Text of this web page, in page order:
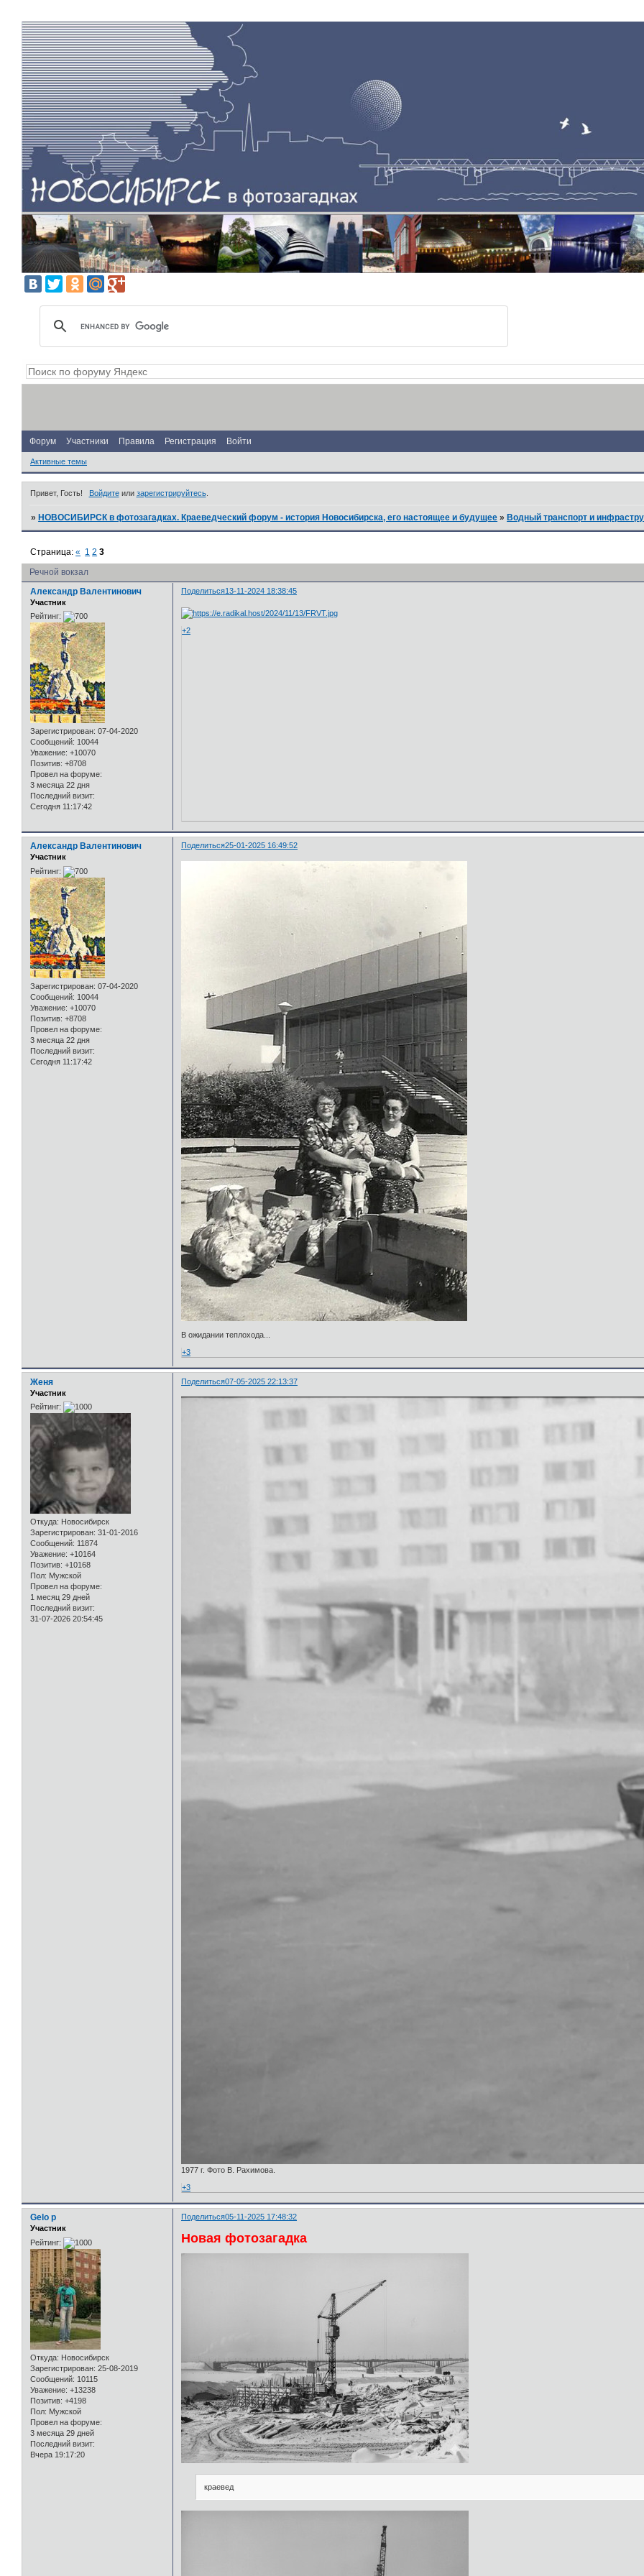
Форум Участники Правила Регистрация Войти
Активные темы
Привет, Гость! Войдитеили зарегистрируйтесь.
»НОВОСИБИРСК в фотозагадках. Краеведческий форум - история Новосибирска, его настоящее и будущее »Водный транспорт и
Речной вокзал
Страница:« 1 2 3
Поделиться13-11-2024 18:38:45
Александр Валентинович
Участник
Рейтинг:
Зарегистрирован: 07-04-2020
Сообщений: 10044
Уважение: +10070
Позитив: +8708
Провел на форуме:
3 месяца 22 дня
Последний визит:
Сегодня 11:17:42
+2
Поделиться25-01-2025 16:49:52
Александр Валентинович
Участник
Рейтинг:
Зарегистрирован: 07-04-2020
Сообщений: 10044
Уважение: +10070
Позитив: +8708
Провел на форуме:
3 месяца 22 дня
Последний визит:
Сегодня 11:17:42
В ожидании теплохода...
+3
Поделиться07-05-2025 22:13:37
Женя
Участник
Рейтинг:
Откуда: Новосибирск
Зарегистрирован: 31-01-2016
Сообщений: 11874
Уважение: +10164
Позитив: +10168
Пол: Мужской
Провел на форуме:
1 месяц 29 дней
Последний визит:
31-07-2026 20:54:45
1977 г. Фото В. Рахимова.
+3
Поделиться05-11-2025 17:48:32
Gelo p
Участник
Рейтинг:
Откуда: Новосибирск
Зарегистрирован: 25-08-2019
Сообщений: 10115
Уважение: +13238
Позитив: +4198
Пол: Мужской
Провел на форуме:
3 месяца 29 дней
Последний визит:
Вчера 19:17:20
Новая фотозагадка
краевед